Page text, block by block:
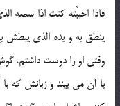
فاذا احببْته كنت اذا سمعه
وقتي او را دوست داشتم،
با آن مي بيند و زبانش